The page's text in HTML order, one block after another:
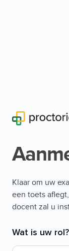
Klaar om uw
een toets
docent zal u
Wat is uw rol?